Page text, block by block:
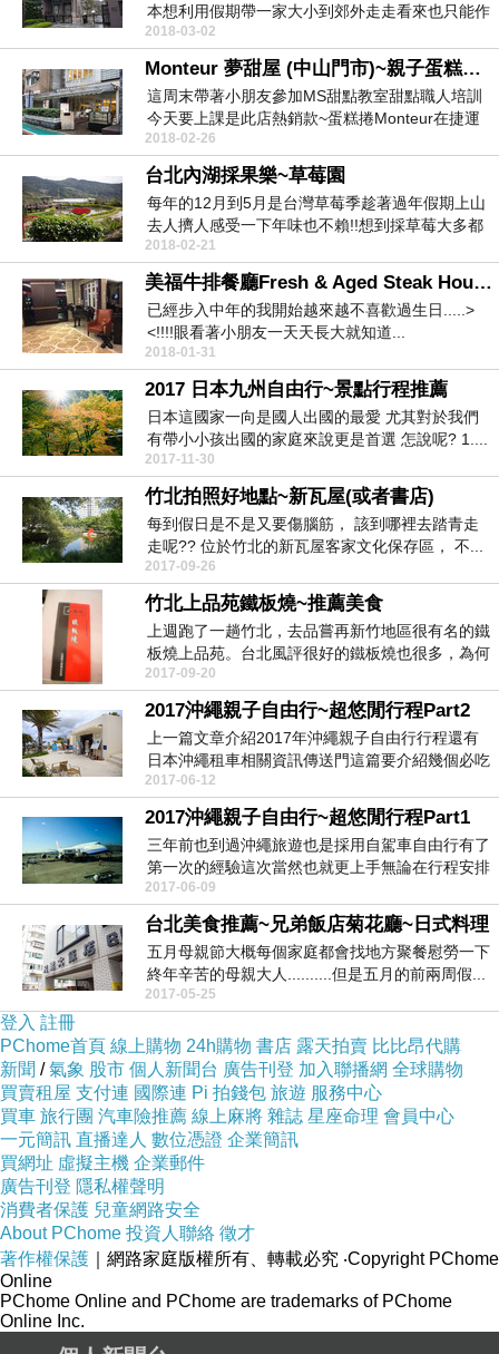
本想利用假期帶一家大小到郊外走走看來也只能作
罷....
2018-03-02
Monteur 夢甜屋 (中山門市)~親子蛋糕課程、下午茶推薦
這周末帶著小朋友參加MS甜點教室甜點職人培訓
今天要上課是此店熱銷款~蛋糕捲Monteur在捷運
中山站...
2018-02-26
台北內湖採果樂~草莓園
每年的12月到5月是台灣草莓季趁著過年假期上山
去人擠人感受一下年味也不賴!!想到採草莓大多都
會想到苗...
2018-02-21
美福牛排餐廳Fresh & Aged Steak House熟成牛排食記
已經步入中年的我開始越來越不喜歡過生日.....>
<!!!!眼看著小朋友一天天長大就知道...
2018-01-31
2017 日本九州自由行~景點行程推薦
日本這國家一向是國人出國的最愛 尤其對於我們
有帶小小孩出國的家庭來說更是首選 怎說呢? 1....
2017-11-30
竹北拍照好地點~新瓦屋(或者書店)
每到假日是不是又要傷腦筋， 該到哪裡去踏青走
走呢?? 位於竹北的新瓦屋客家文化保存區， 不...
2017-09-26
竹北上品苑鐵板燒~推薦美食
上週跑了一趟竹北，去品嘗再新竹地區很有名的鐵
板燒上品苑。台北風評很好的鐵板燒也很多，為何
竹北這家生意...
2017-09-20
2017沖繩親子自由行~超悠閒行程Part2
上一篇文章介紹2017年沖繩親子自由行行程還有
日本沖繩租車相關資訊傳送門這篇要介紹幾個必吃
景點與美食...
2017-06-12
2017沖繩親子自由行~超悠閒行程Part1
三年前也到過沖繩旅遊也是採用自駕車自由行有了
第一次的經驗這次當然也就更上手無論在行程安排
上或是日本當...
2017-06-09
台北美食推薦~兄弟飯店菊花廳~日式料理
五月母親節大概每個家庭都會找地方聚餐慰勞一下
終年辛苦的母親大人..........但是五月的前兩周假...
2017-05-25
登入 註冊
PChome首頁 線上購物 24h購物 書店 露天拍賣 比比昂代購
新聞 /氣象 股市 個人新聞台 廣告刊登 加入聯播網 全球購物
買賣租屋 支付連 國際連 Pi 拍錢包 旅遊 服務中心
買車 旅行團 汽車險推薦 線上麻將 雜誌 星座命理 會員中心
一元簡訊 直播達人 數位憑證 企業簡訊
買網址 虛擬主機 企業郵件
廣告刊登 隱私權聲明
消費者保護 兒童網路安全
About PChome 投資人聯絡 徵才
著作權保護 ｜網路家庭版權所有、轉載必究 ‧Copyright PChome
Online
PChome Online and PChome are trademarks of PChome
Online Inc.